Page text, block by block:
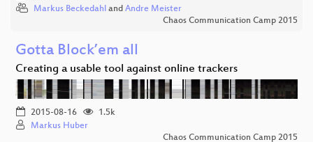
Markus Beckedahl and Andre Meister
Chaos Communication Camp 2015
Gotta Block’em all
Creating a usable tool against online trackers
2015-08-16
1.5k
Markus Huber
Chaos Communication Camp 2015